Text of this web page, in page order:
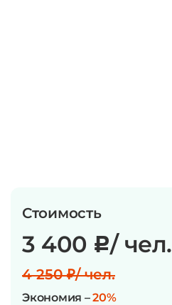
Стоимость
3 400 c/ чел.
4 250 ₽/ чел.
Экономия –20%